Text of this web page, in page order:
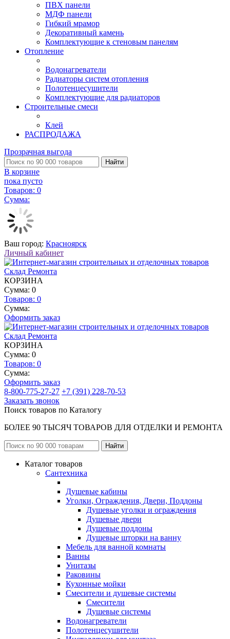
ПВХ панели
МДФ панели
Гибкий мрамор
Декоративный камень
Комплектующие к стеновым панелям
Отопление
Водонагреватели
Радиаторы систем отопления
Полотенцесушители
Комплектующие для радиаторов
Строительные смеси
Клей
РАСПРОДАЖА
Прозрачная выгода
Найти
В корзине
пока пусто
Товаров: 0
Сумма:
Ваш город: Красноярск
Личный кабинет
КОРЗИНА
Сумма: 0
Товаров: 0
Сумма:
Оформить заказ
КОРЗИНА
Сумма: 0
Товаров: 0
Сумма:
Оформить заказ
8-800-775-27-27 +7 (391) 228-70-53
Заказать звонок
Поиск товаров по Каталогу
БОЛЕЕ 90 ТЫСЯЧ ТОВАРОВ ДЛЯ ОТДЕЛКИ И РЕМОНТА
Каталог товаров
Сантехника
Душевые кабины
Уголки, Ограждения, Двери, Поддоны
Душевые уголки и ограждения
Душевые двери
Душевые поддоны
Душевые шторки на ванну
Мебель для ванной комнаты
Ванны
Унитазы
Раковины
Кухонные мойки
Смесители и душевые системы
Смесители
Душевые системы
Водонагреватели
Полотенцесушители